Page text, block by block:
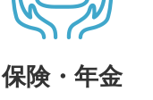
保険・年金